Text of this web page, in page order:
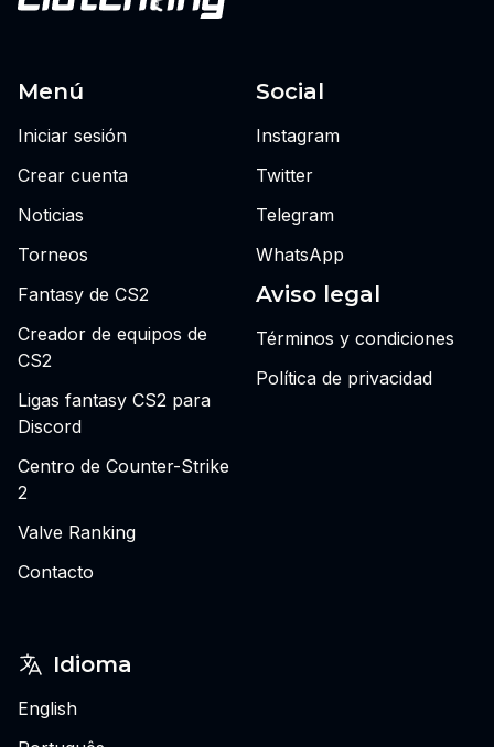
Menú
Iniciar sesión
Crear cuenta
Noticias
Torneos
Fantasy de CS2
Creador de equipos de
CS2
Ligas fantasy CS2 para
Discord
Centro de Counter-Strike
2
Valve Ranking
Contacto
Social
Instagram
Twitter
Telegram
WhatsApp
Aviso legal
Términos y condiciones
Política de privacidad
Idioma
English